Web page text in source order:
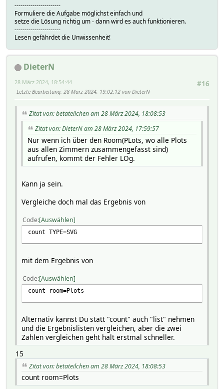
-----------------------
Formuliere die Aufgabe möglichst einfach und
setze die Lösung richtig um - dann wird es auch funktionieren.
-----------------------
Lesen gefährdet die Unwissenheit!
DieterN
#16
28 März 2024, 18:54:44
Letzte Bearbeitung: 28 März 2024, 19:02:12 von DieterN
Zitat von: betateilchen am 28 März 2024, 18:08:53
Zitat von: DieterN am 28 März 2024, 17:59:57
Nur wenn ich über den Room(PLots, wo alle Plots
aus allen Zimmern zusammengefasst sind)
aufrufen, kommt der Fehler LOg.
Kann ja sein.
Vergleiche doch mal das Ergebnis von
Code Auswählen
count TYPE=SVG
mit dem Ergebnis von
Code Auswählen
count room=Plots
Alternativ kannst Du statt "count" auch "list" nehmen
und die Ergebnislisten vergleichen, aber die zwei
Zahlen vergleichen geht halt erstmal schneller.
15
Zitat von: betateilchen am 28 März 2024, 18:08:53
count room=Plots